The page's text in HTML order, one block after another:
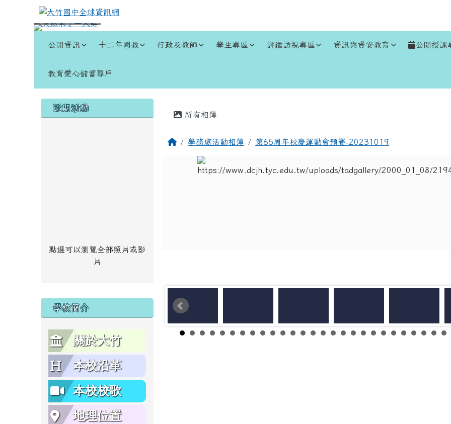
跳至主內容區
大竹國中全球資訊網
公開資訊 十二年國教 行政及教師 學生專區 評鑑訪視專區 資訊與資安教育 公開授課
教育愛心儲蓄專戶
左邊區域內容
近期活動
點選可以瀏覽全部照片或影
片
學校簡介
關於大竹
本校沿革
本校校歌
地理位置
主內容區域
所有相簿
回首頁學務處活動相簿 第65周年校慶運動會預賽-20231019
頁尾區域